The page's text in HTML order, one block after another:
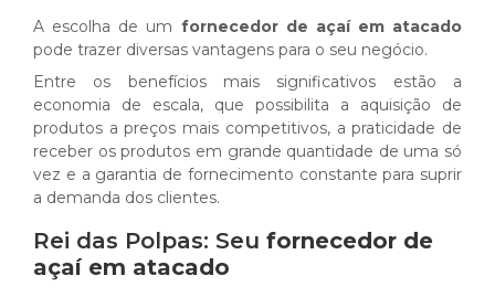
A escolha de um fornecedor de açaí em atacado
pode trazer diversas vantagens para o seu negócio.
Entre os benefícios mais significativos estão a
economia de escala, que possibilita a aquisição de
produtos a preços mais competitivos, a praticidade de
receber os produtos em grande quantidade de uma só
vez e a garantia de fornecimento constante para suprir
a demanda dos clientes.
Rei das Polpas: Seu fornecedor de
açaí em atacado